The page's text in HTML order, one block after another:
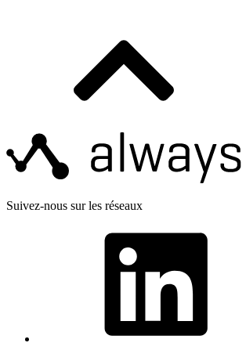
Suivez-nous sur les réseaux